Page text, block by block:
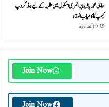
حاجی محمد پاڈیلا پرائمری اسکول میں طلبہ کے لیے بلڈ گروپ
کیمپ کا کامیاب انعقاد
19 گھنٹے ago
Join Now
Join Now